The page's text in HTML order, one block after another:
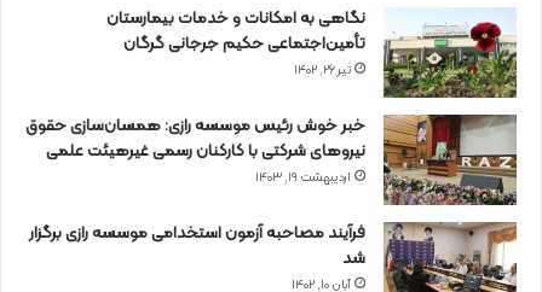
نگاهی به امکانات و خدمات بیمارستان
تأمین‌اجتماعی حکیم جرجانی گرگان
تیر ۲۶, ۱۴۰۲
خبر خوش رئیس موسسه رازی: همسان‌سازی حقوق
نیروهای شرکتی با کارکنان رسمی غیرهیئت علمی
اردیبهشت ۱۹, ۱۴۰۳
فرآیند مصاحبه آزمون استخدامی موسسه رازی برگزار
شد
آبان ۱۰, ۱۴۰۲